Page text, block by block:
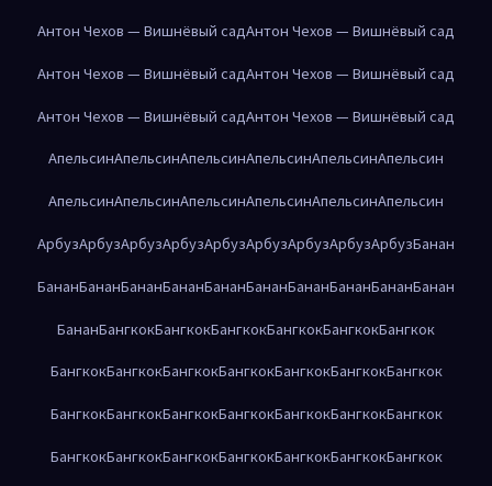
Антон Чехов — Вишнёвый садАнтон Чехов — Вишнёвый сад
Антон Чехов — Вишнёвый садАнтон Чехов — Вишнёвый сад
Антон Чехов — Вишнёвый садАнтон Чехов — Вишнёвый сад
АпельсинАпельсинАпельсинАпельсинАпельсинАпельсин
АпельсинАпельсинАпельсинАпельсинАпельсинАпельсин
АрбузАрбузАрбузАрбузАрбузАрбузАрбузАрбузАрбузБанан
БананБананБананБананБананБананБананБананБананБанан
БананБангкокБангкокБангкокБангкокБангкокБангкок
БангкокБангкокБангкокБангкокБангкокБангкокБангкок
БангкокБангкокБангкокБангкокБангкокБангкокБангкок
БангкокБангкокБангкокБангкокБангкокБангкокБангкок